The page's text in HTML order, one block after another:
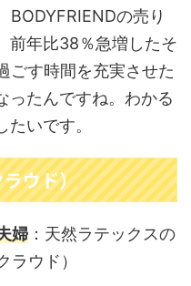
の売り
前年比38％急増したそ
ごす時間を充実させた
ったんですね。わかる
いです。
ウド）
婦 ：天然ラテックスの
ウド）